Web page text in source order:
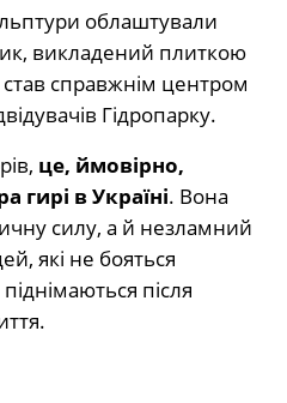
облаштували
викладений плиткою
справжнім центром
Гідропарку.
це, ймовірно,
гирі в Україні. Вона
силу, а й незламний
які не бояться
після